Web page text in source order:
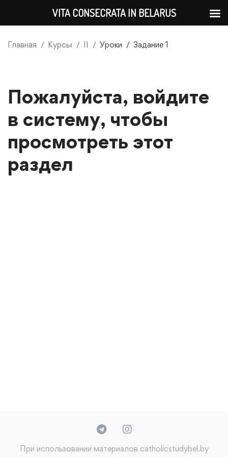
Главная Курсы II Уроки Задание 1
Пожалуйста, войдите
в систему, чтобы
просмотреть этот
раздел
При использовании материалов catholicstudybel.by
VITA CONSECRATA IN BELARUS